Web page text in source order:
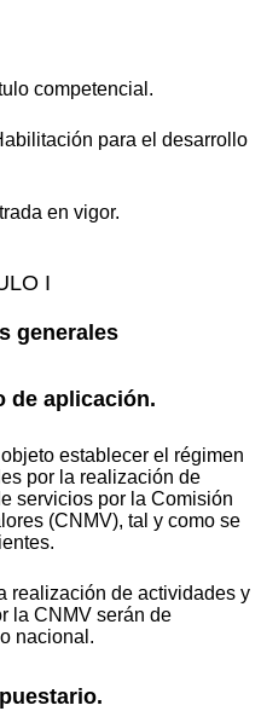
competencial.
para el desarrollo
en vigor.
I
generales
de aplicación.
establecer el régimen
por la realización de
servicios por la Comisión
(CNMV), tal y como se
realización de actividades y
la CNMV serán de
nacional.